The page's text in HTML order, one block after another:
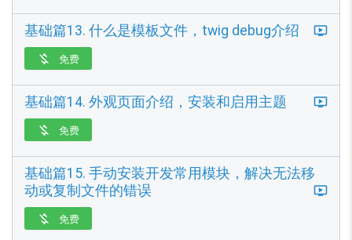
基础篇13. 什么是模板文件，twig debug介绍
 免费
基础篇14. 外观页面介绍，安装和启用主题
 免费
基础篇15. 手动安装开发常用模块，解决无法移
动或复制文件的错误
 免费